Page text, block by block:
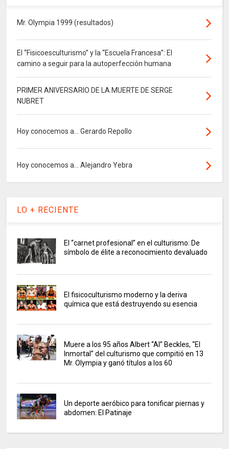
Mr. Olympia 1999 (resultados)
El “Fisicoesculturismo” y la “Escuela Francesa”: El
camino a seguir para la autoperfección humana
PRIMER ANIVERSARIO DE LA MUERTE DE SERGE
NUBRET
Hoy conocemos a... Gerardo Repollo
Hoy conocemos a... Alejandro Yebra
LO + RECIENTE
El “carnet profesional” en el culturismo: De
símbolo de élite a reconocimiento devaluado
El fisicoculturismo moderno y la deriva
química que está destruyendo su esencia
Muere a los 95 años Albert “Al” Beckles, “El
Inmortal” del culturismo que compitió en 13
Mr. Olympia y ganó títulos a los 60
Un deporte aeróbico para tonificar piernas y
abdomen: El Patinaje